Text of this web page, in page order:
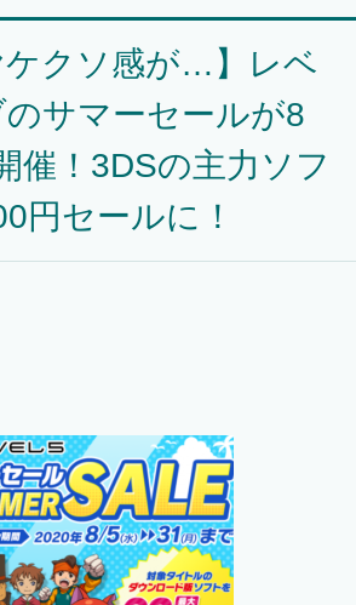
ケクソ感が…】レベ
サマーセールが8
催！3DSの主力ソフ
円セールに！